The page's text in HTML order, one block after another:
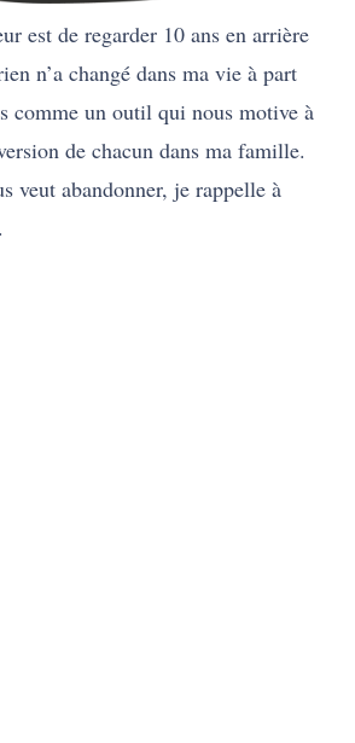
est de regarder 10 ans en arrière
n’a changé dans ma vie à part
comme un outil qui nous motive à
de chacun dans ma famille.
veut abandonner, je rappelle à